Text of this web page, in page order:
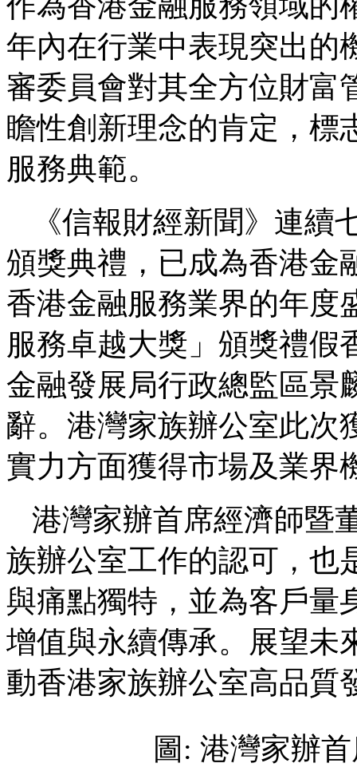
年內在行業中表現突出的
審委員會對其全方位財富
瞻性創新理念的肯定，標
服務典範。
《信報財經新聞》連
頒獎典禮，已成為香港金
香港金融服務業界的年度
服務卓越大獎」頒獎禮假
金融發展局行政總監區景
辭。港灣家族辦公室此次
實力方面獲得市場及業界
港灣家辦首席經濟師暨
族辦公室工作的認可，也
與痛點獨特，並為客戶量
增值與永續傳承。展望未
動香港家族辦公室高品質
圖: 港灣家辦